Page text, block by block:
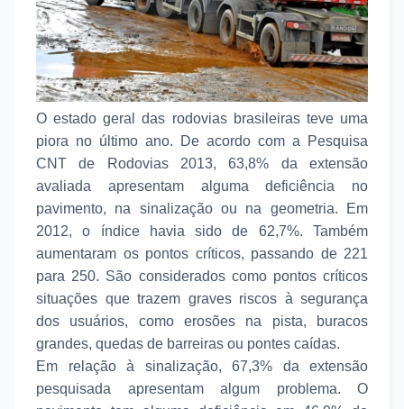
O estado geral das rodovias brasileiras teve uma
piora no último ano. De acordo com a Pesquisa
CNT de Rodovias 2013, 63,8% da extensão
avaliada apresentam alguma deficiência no
pavimento, na sinalização ou na geometria. Em
2012, o índice havia sido de 62,7%. Também
aumentaram os pontos críticos, passando de 221
para 250. São considerados como pontos críticos
situações que trazem graves riscos à segurança
dos usuários, como erosões na pista, buracos
grandes, quedas de barreiras ou pontes caídas.
Em relação à sinalização, 67,3% da extensão
pesquisada apresentam algum problema. O